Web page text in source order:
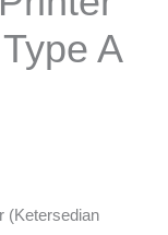
A
(Ketersedian